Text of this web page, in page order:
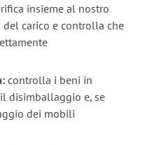
insieme al nostro
carico e controlla che
controlla i beni in
disimballaggio e, se
dei mobili